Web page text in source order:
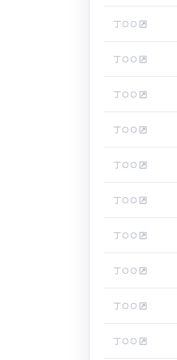
丁ＯＯ
丁ＯＯ
丁ＯＯ
丁ＯＯ
丁ＯＯ
丁ＯＯ
丁ＯＯ
丁ＯＯ
丁ＯＯ
丁ＯＯ